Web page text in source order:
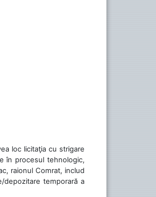
loc licitaţia cu strigare
în procesul tehnologic,
raionul Comrat, includ
depozitare temporară a